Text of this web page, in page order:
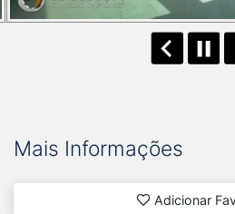
Mais Informações
Adicionar